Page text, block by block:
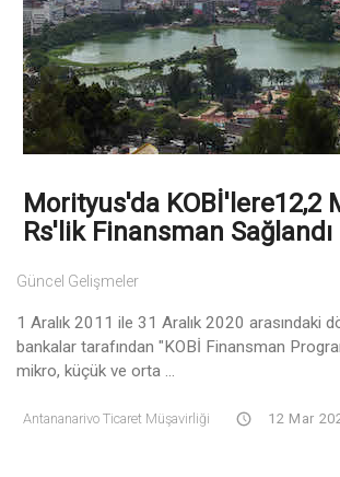
Morityus'da KOBİ'lere12,2
Rs'lik Finansman Sağlandı
Güncel Gelişmeler
1 Aralık 2011 ile 31 Aralık 2020 arasındaki
bankalar tarafından "KOBİ Finansman
mikro, küçük ve orta ...
Antananarivo Ticaret Müşavirliği 12 Mar